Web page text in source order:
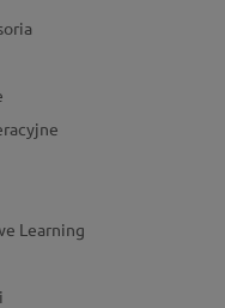
Learning